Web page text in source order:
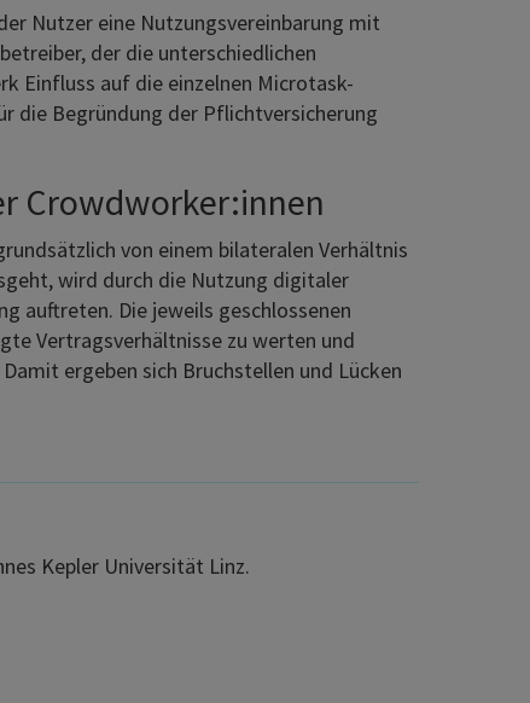
Nutzer eine Nutzungsvereinbarung mit
der die unterschiedlichen
Einfluss auf die einzelnen Microtask-
die Begründung der Pflichtversicherung
Crowdworker:innen
von einem bilateralen Verhältnis
wird durch die Nutzung digitaler
auftreten. Die jeweils geschlossenen
Vertragsverhältnisse zu werten und
ergeben sich Bruchstellen und Lücken
Kepler Universität Linz.